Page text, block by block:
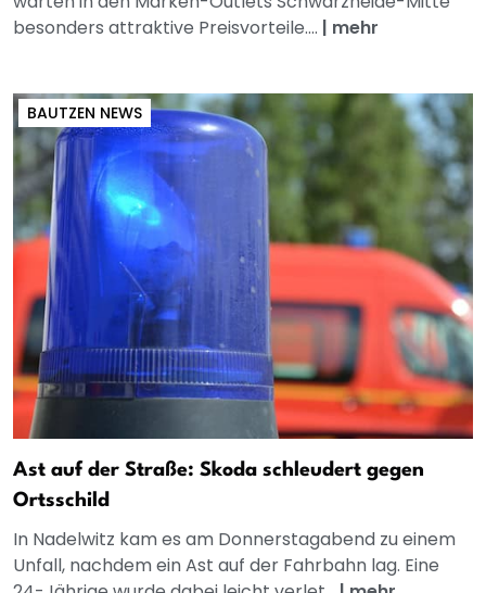
besonders attraktive Preisvorteile.... | mehr
BAUTZEN NEWS
Ast auf der Straße: Skoda schleudert gegen
Ortsschild
In Nadelwitz kam es am Donnerstagabend zu einem
Unfall, nachdem ein Ast auf der Fahrbahn lag. Eine